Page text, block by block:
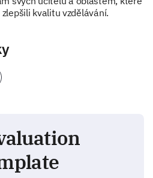
kvalitu vzdělávání.